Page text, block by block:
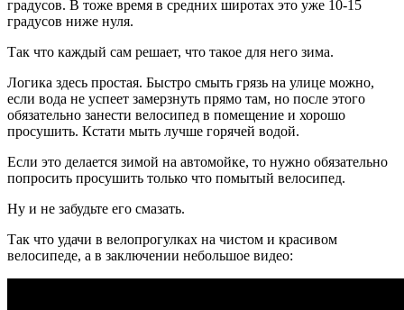
градусов. В тоже время в средних широтах это уже 10-15
градусов ниже нуля.
Так что каждый сам решает, что такое для него зима.
Логика здесь простая. Быстро смыть грязь на улице можно,
если вода не успеет замерзнуть прямо там, но после этого
обязательно занести велосипед в помещение и хорошо
просушить. Кстати мыть лучше горячей водой.
Если это делается зимой на автомойке, то нужно обязательно
попросить просушить только что помытый велосипед.
Ну и не забудьте его смазать.
Так что удачи в велопрогулках на чистом и красивом
велосипеде, а в заключении небольшое видео: